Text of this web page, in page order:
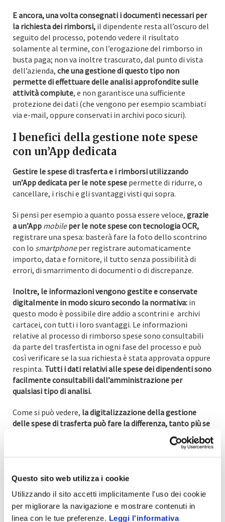
Questo sito web utilizza i cookie
Utilizzando il sito accetti implicitamente l'uso dei cookie
per migliorare la navigazione e mostrare contenuti in
linea con le tue preferenze. Leggi l'informativa
E ancora, una volta consegnati i documenti necessari per
la richiesta dei rimborsi, il dipendente resta all’oscuro del
seguito del processo, potendo vedere il risultato
solamente al termine, con l’erogazione del rimborso in
busta paga; non va inoltre trascurato, dal punto di vista
dell’azienda, che una gestione di questo tipo non
permette di effettuare delle analisi approfondite sulle
attività compiute, e non garantisce una sufficiente
protezione dei dati (che vengono per esempio scambiati
via e-mail, oppure conservati in archivi poco sicuri).
I benefici della gestione note spese
con un’App dedicata
Gestire le spese di trasferta e i rimborsi utilizzando
un’App dedicata per le note spese permette di ridurre, o
cancellare, i rischi e gli svantaggi visti qui sopra.
Si pensi per esempio a quanto possa essere veloce, grazie
a un’App mobileper le note spese con tecnologia OCR,
registrare una spesa: basterà fare la foto dello scontrino
con lo smartphoneper registrare automaticamente
importo, data e fornitore, il tutto senza possibilità di
errori, di smarrimento di documenti o di discrepanze.
Inoltre, le informazioni vengono gestite e conservate
digitalmente in modo sicuro secondo la normativa: in
questo modo è possibile dire addio a scontrini e archivi
cartacei, con tutti i loro svantaggi. Le informazioni
relative al processo di rimborso spese sono consultabili
da parte del trasfertista in ogni fase del processo e può
così verificare se la sua richiesta è stata approvata oppure
respinta. Tutti i dati relativi alle spese dei dipendenti sono
facilmente consultabili dall’amministrazione per
qualsiasi tipo di analisi.
Come si può vedere, la digitalizzazione della gestione
delle spese di trasferta può fare la differenza, tanto più se
si pensa che ci sono App realizzate appositamente per
Queste applicazioni rappresentano un passo significativo
un uso ottimale delle risorse e una maggiore comodità
per tutti i coinvolti nel processo.